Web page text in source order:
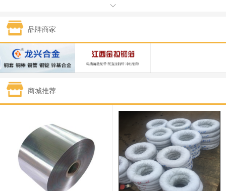
1#锡 434,000—436,000
1#镍 129,550—130,750
1#白银 15,100—15,110 15,105 -70
钯金
331,000 -10,000
89,000—95,000 92,000 1,000
2#锑 85,000—91,000 88,000 1,000
1#镁 17,000—18,000 17,500 0
品牌商家
商城推荐